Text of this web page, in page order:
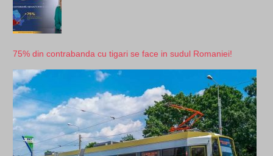
75% din contrabanda cu tigari se face in sudul Romaniei!